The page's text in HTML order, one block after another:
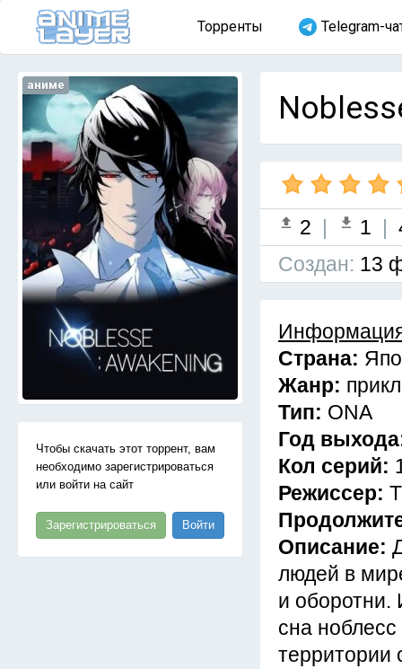
Торренты Telegram-
аниме
Чтобы скачать этот торрент, вам
необходимо зарегистрироваться
или войти на сайт
Зарегистрироваться Войти
2 | 1 |
Cоздан: 13
Страна:
Жанр:
Тип: ONA
Год
Кол серий:
Режиссер:
Описание:
людей в
и оборотни.
сна
территории